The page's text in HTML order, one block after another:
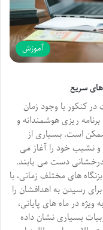
آموزش
سریع
کنکور با وجود زمان
ریزی هوشمندانه و
است. بسیاری از
و نشیب خود را آغاز می
درخشانی دست می یابند.
های مختلف زمانی، با
رسیدن به اهدافشان را
در ماه های پایانی،
بسیاری نشان داده